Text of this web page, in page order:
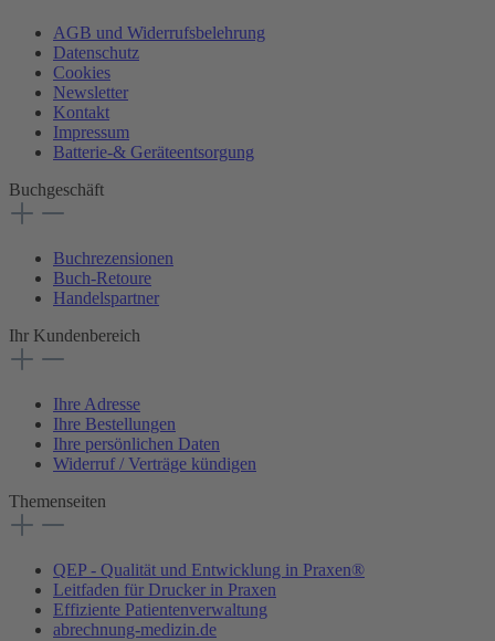
AGB und Widerrufsbelehrung
Datenschutz
Cookies
Newsletter
Kontakt
Impressum
Batterie-& Geräteentsorgung
Buchgeschäft
Buchrezensionen
Buch-Retoure
Handelspartner
Ihr Kundenbereich
Ihre Adresse
Ihre Bestellungen
Ihre persönlichen Daten
Widerruf / Verträge kündigen
Themenseiten
QEP - Qualität und Entwicklung in Praxen®
Leitfaden für Drucker in Praxen
Effiziente Patientenverwaltung
abrechnung-medizin.de